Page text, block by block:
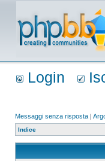
Login
Messaggi senza risposta |
Indice